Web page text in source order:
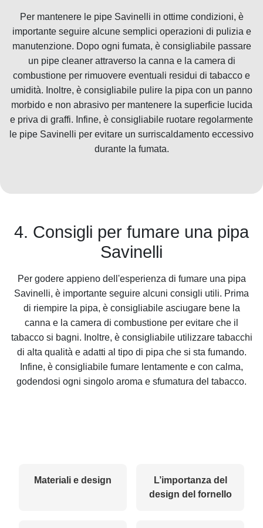
Per mantenere le pipe Savinelli in ottime condizioni, è
importante seguire alcune semplici operazioni di pulizia e
manutenzione. Dopo ogni fumata, è consigliabile passare
un pipe cleaner attraverso la canna e la camera di
combustione per rimuovere eventuali residui di tabacco e
umidità. Inoltre, è consigliabile pulire la pipa con un panno
morbido e non abrasivo per mantenere la superficie lucida
e priva di graffi. Infine, è consigliabile ruotare regolarmente
le pipe Savinelli per evitare un surriscaldamento eccessivo
durante la fumata.
4. Consigli per fumare una pipa
Savinelli
Per godere appieno dell'esperienza di fumare una pipa
Savinelli, è importante seguire alcuni consigli utili. Prima
di riempire la pipa, è consigliabile asciugare bene la
canna e la camera di combustione per evitare che il
tabacco si bagni. Inoltre, è consigliabile utilizzare tabacchi
di alta qualità e adatti al tipo di pipa che si sta fumando.
Infine, è consigliabile fumare lentamente e con calma,
godendosi ogni singolo aroma e sfumatura del tabacco.
Materiali e design
L’importanza del
design del fornello